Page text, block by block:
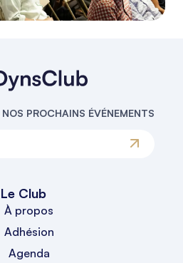
PROCHAINS ÉVÉNEMENTS
Le Club
À propos
Adhésion
Agenda